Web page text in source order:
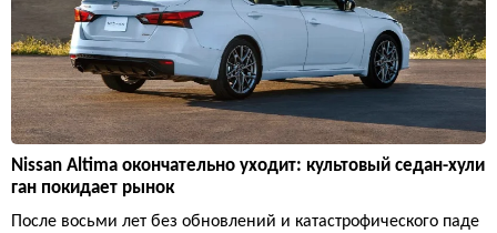
Nissan Altima окончательно уходит: культовый седан-хули
ган покидает рынок
После восьми лет без обновлений и катастрофического паде